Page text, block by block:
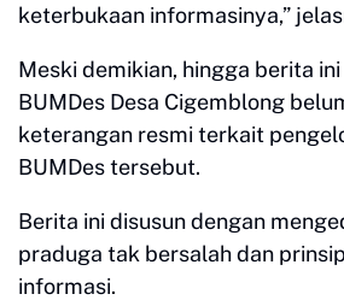
keterbukaan informasinya,”
Meski demikian, hingga berita
BUMDes Desa Cigemblong
keterangan resmi terkait
BUMDes tersebut.
Berita ini disusun dengan
praduga tak bersalah dan
informasi.